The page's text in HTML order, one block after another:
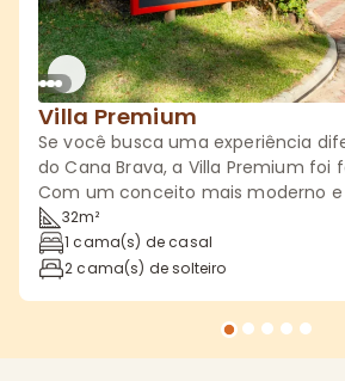
Villa Premium
Se você busca uma experiência
do Cana Brava, a Villa Premium foi
Com um conceito mais moderno e
acomodação combina conforto,
estratégica e benefícios
sua estadia em algo ainda mais
32m²
1 cama(s) de casal
2 cama(s) de solteiro